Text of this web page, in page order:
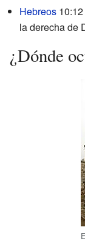
Hebreos
la derecha de
¿Dónde